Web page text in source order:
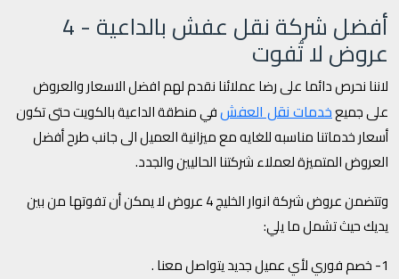
أفضل شركة نقل عفش بالداعية - 4
عروض لا تُفوت
لاننا نحرص دائما على رضا عملائنا نقدم لهم افضل الاسعار والعروض
على جميعخدمات نقل العفشفي منطقة الداعية بالكويت حتى تكون
أسعار خدماتنا مناسبه للغايه مع ميزانية العميل الى جانب طرح أفضل
العروض المتميزة لعملاء شركتنا الحاليين والجدد.
وتتضمن عروض شركة انوار الخليج 4 عروض لا يمكن أن تفوتها من بين
يديك حيث تشمل ما يلي:
1- خصم فوري لأي عميل جديد يتواصل معنا .